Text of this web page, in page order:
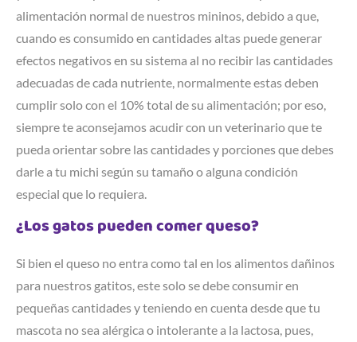
alimentación normal de nuestros mininos, debido a que,
cuando es consumido en cantidades altas puede generar
efectos negativos en su sistema al no recibir las cantidades
adecuadas de cada nutriente, normalmente estas deben
cumplir solo con el 10% total de su alimentación; por eso,
siempre te aconsejamos acudir con un veterinario que te
pueda orientar sobre las cantidades y porciones que debes
darle a tu michi según su tamaño o alguna condición
especial que lo requiera.
¿Los gatos pueden comer queso?
Si bien el queso no entra como tal en los alimentos dañinos
para nuestros gatitos, este solo se debe consumir en
pequeñas cantidades y teniendo en cuenta desde que tu
mascota no sea alérgica o intolerante a la lactosa, pues,